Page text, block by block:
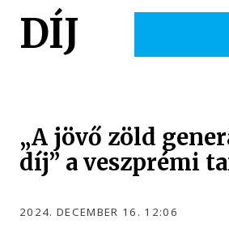
DÍJ
„A jövő zöld
díj” a veszprémi
2024. DECEMBER 16. 12:06